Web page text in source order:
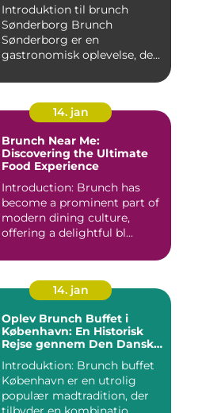
Introduktion til brunch
Sønderborg Brunch
Sønderborg er en
gastronomisk oplevelse, der
14. jan
Brunch Near Me:
Discovering the Ultimate
Food Experience
Introduction: Brunch has
become a prominent part of
modern dining culture,
offering a delightful bl...
14. jan
Oplev Brunch Buffet i
København: En Historisk
Rejse gennem Den Danske
Skatte
Introduktion: Brunch buffet
København er en utrolig
populær madtradition, der